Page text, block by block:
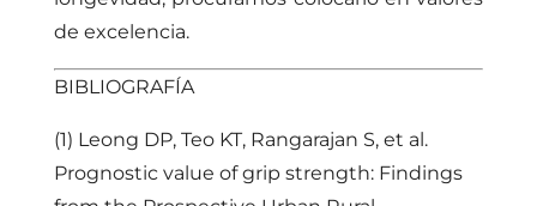
de excelencia.
BIBLIOGRAFÍA
(1) Leong DP, Teo KT, Rangarajan S, et al.
Prognostic value of grip strength: Findings